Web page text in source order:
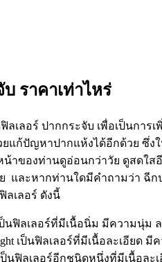
ราคาเท่าไหร่
เลอร์ ปากกระจับ เพื่อเป็นกา
แก้ปัญหาปากแห้งได้อีกด้วย ซึ่
าของท่านดูอ่อนกว่าวัย ดูสดใส
และหากท่านใดมีคำถามว่า ฉี
ลเลอร์ ดังนี้
ป็นฟิลเลอร์ที่มีเนื้อนิ่ม มีความนุ่
เป็นฟิลเลอร์ที่มีเนื้อละเอีย
เป็นฟิลเลอร์อีกชนิดหนึ่งที่มีเนื้